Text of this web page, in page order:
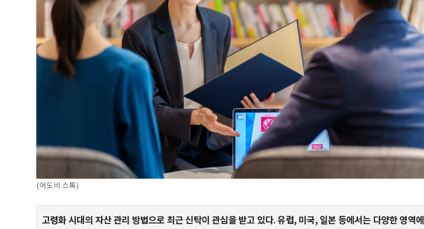
(어도비 스톡)
고령화 시대의 자산 관리 방법으로 최근 신탁이 관심을 받고 있다. 유럽, 미국, 일본 등에서는 다양한 영역에